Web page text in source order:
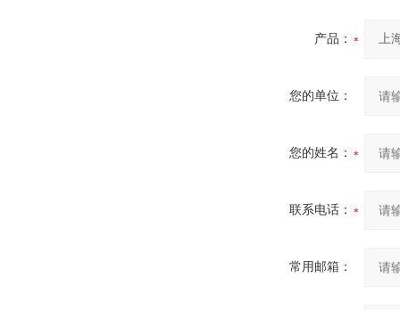
产品：
您的单位：
您的姓名：
联系电话：
常用邮箱：